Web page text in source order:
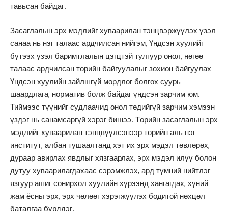
тавьсан байдаг.
Засаглалын эрх мэдлийг хуваарилан тэнцвэржүүлэх үзэл
санаа нь нэг талаас ардчилсан нийгэм, Үндсэн хуулийг
бүтээх үзэл баримтлалын цэгцтэй тулгуур онол, нөгөө
талаас ардчилсан төрийн байгуулалыг зохион байгуулах
Үндсэн хуулийн зайлшгүй мөрдлөг болгох суурь
шаардлага, норматив болж байдаг үндсэн зарчим юм.
Тиймээс түүнийг судлаачид онол төдийгүй зарчим хэмээн
үздэг нь санамсаргүй хэрэг бишээ. Төрийн засаглалын эрх
мэдлийг хуваарилан тэнцвүүлсэнээр төрийн аль нэг
институт, албан тушаалтанд хэт их эрх мэдэл төвлөрөх,
дураар авирлах явдлыг хязгаарлах, эрх мэдэл илүү болон
дутуу хуваарилагдахаас сэрэмжлэх, ард түмний нийтлэг
язгуур ашиг сонирхол хуулийн хүрээнд хангагдах, хүний
жам ёсны эрх, эрх чөлөөг хэрэгжүүлэх бодитой нөхцөл
баталгаа бүрддэг.